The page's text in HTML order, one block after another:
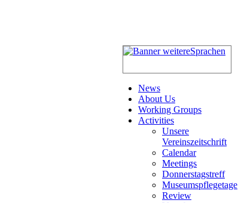
News
About Us
Working Groups
Activities
Unsere
Vereinszeitschrift
Calendar
Meetings
Donnerstagstreff
Museumspflegetage
Review